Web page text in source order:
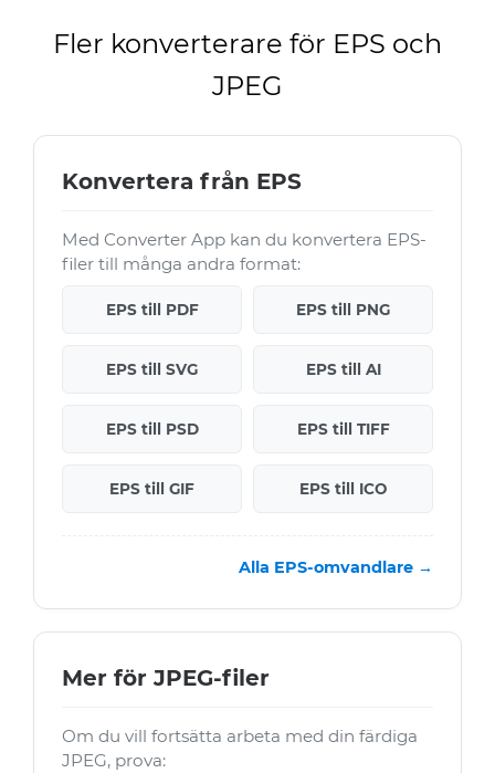
Fler konverterare för EPS och
JPEG
Konvertera från EPS
Med Converter App kan du konvertera EPS-
filer till många andra format:
EPS till PDF EPS till PNG
EPS till SVG EPS till AI
EPS till PSD EPS till TIFF
EPS till GIF EPS till ICO
Alla EPS-omvandlare →
Mer för JPEG-filer
Om du vill fortsätta arbeta med din färdiga
JPEG, prova: